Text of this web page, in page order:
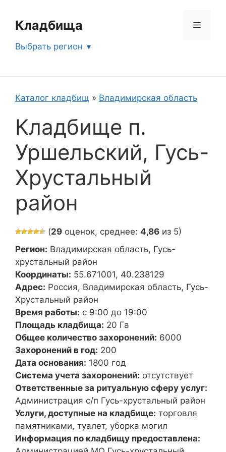
содержимому
Кладбища Меню
Выбрать регион
Каталог кладбищ » Владимирская область
Кладбище п.
Уршельский, Гусь-
Хрустальный
район
(29 оценок, среднее: 4,86 из 5)
Регион: Владимирская область, Гусь-
хрустальный район
Координаты: 55.671001, 40.238129
Адрес: Россия, Владимирская область, Гусь-
Хрустальный район
Время работы: с 9:00 до 19:00
Площадь кладбища: 20 Га
Общее количество захоронений: 6000
Захоронений в год: 200
Дата основания: 1800 год
Система учета захоронений: отсутствует
Ответственные за ритуальную сферу услуг:
Администрация с/п Гусь-хрустальный район
Услуги, доступные на кладбище: торговля
памятниками, туалет, уборка могил
Информация по кладбищу предоставлена: